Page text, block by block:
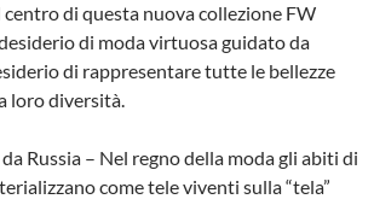
di questa nuova collezione FW
di moda virtuosa guidato da
di rappresentare tutte le bellezze
loro diversità.
Russia – Nel regno della moda gli abiti di
come tele viventi sulla “tela”